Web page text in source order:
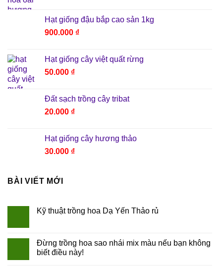
Hạt giống đậu bắp cao sản 1kg
900.000 ₫
Hạt giống cây việt quất rừng
50.000 ₫
Đất sạch trồng cây tribat
20.000 ₫
Hạt giống cây hương thảo
30.000 ₫
BÀI VIẾT MỚI
Kỹ thuật trồng hoa Dạ Yến Thảo rủ
Đừng trồng hoa sao nhái mix màu nếu bạn không
biết điều này!